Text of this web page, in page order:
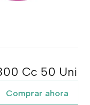
Cc 50 Uni
Comprar ahora